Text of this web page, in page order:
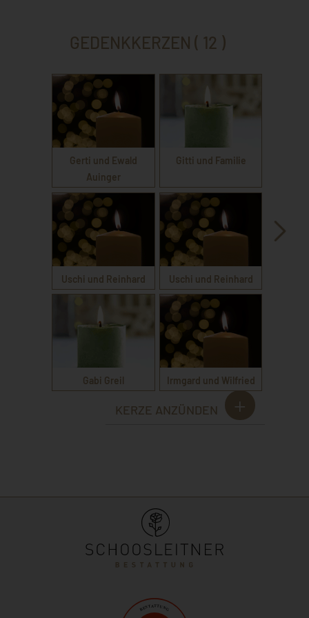
GEDENKKERZEN ( 12 )
Gerti und Ewald
Auinger
Gitti und Familie
Uschi und Reinhard Uschi und Reinhard
Gabi Greil Irmgard und Wilfried
KERZE ANZÜNDEN